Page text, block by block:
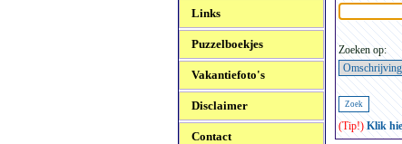
Links
Puzzelboekjes
Vakantiefoto's
Disclaimer
Contact
Zoeken op:
(Tip!) Klik